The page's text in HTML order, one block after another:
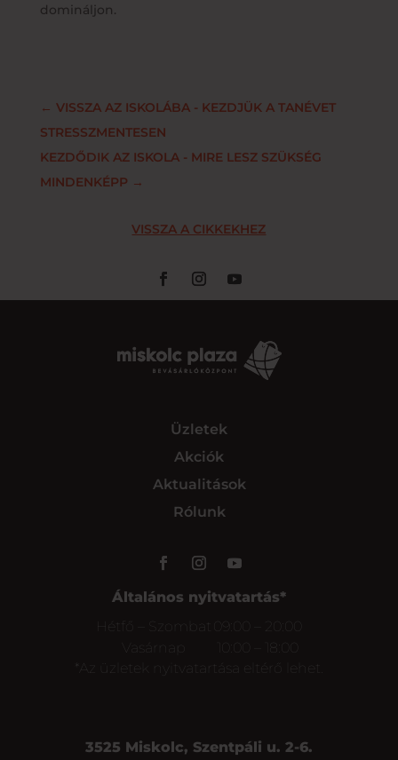
domináljon.
← VISSZA AZ ISKOLÁBA - KEZDJÜK A TANÉVET
STRESSZMENTESEN
KEZDŐDIK AZ ISKOLA - MIRE LESZ SZÜKSÉG
MINDENKÉPP →
VISSZA A CIKKEKHEZ
Üzletek
Akciók
Aktualitások
Rólunk
Általános nyitvatartás*
Hétfő – Szombat
*Az üzletek nyitvatartása eltérő lehet.
3525 Miskolc, Szentpáli u. 2-6.